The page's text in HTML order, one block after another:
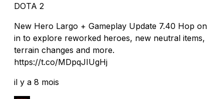
DOTA 2
New Hero Largo + Gameplay Update 7.40 Hop on
in to explore reworked heroes, new neutral items,
terrain changes and more.
https://t.co/MDpqJIUgHj
il y a 8 mois